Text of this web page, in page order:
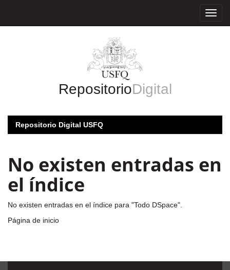
RepositorioDigital
Repositorio Digital USFQ
No existen entradas en
el índice
No existen entradas en el índice para "Todo DSpace".
Página de inicio